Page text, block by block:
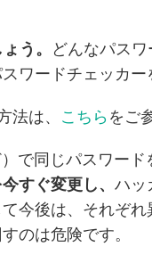
う。
どんなパス
ワードチェッカー
法は、 こちらをご
で同じパスワー
すぐ変更し、 ハッ
今後は、それぞ
のは危険です。